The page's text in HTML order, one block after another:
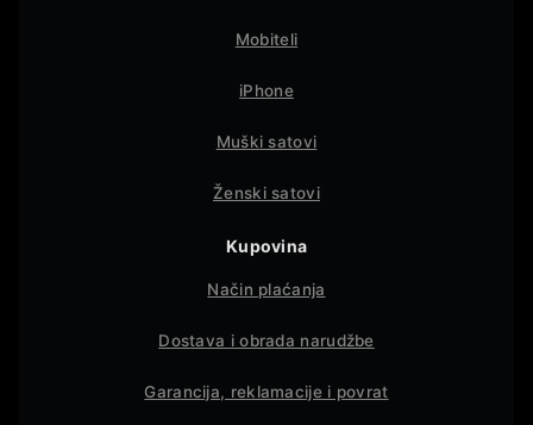
Mobiteli
iPhone
Muški satovi
Ženski satovi
Kupovina
Način plaćanja
Dostava i obrada narudžbe
Garancija, reklamacije i povrat